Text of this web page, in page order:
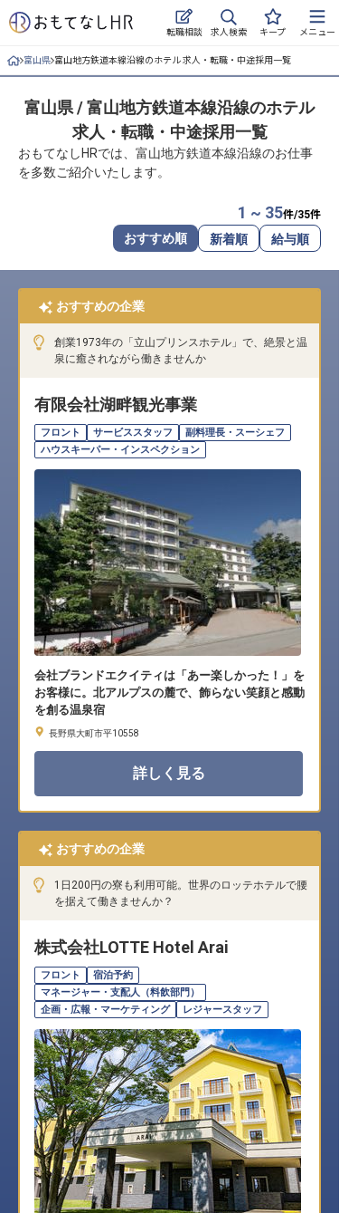
転職相談 求人検索 キープ メニュー
ログイン
求人・施設を探す
キープした求人
おもてなしHRについて
よくある質問
ホテル・宿泊業界情報コラム
無料 転職サポートに申し込む
採用をお考えの企業様へ
富山県 富山地方鉄道本線沿線のホテル 求人・転職・中途採用一覧
富山県 / 富山地方鉄道本線沿線のホテル
求人・転職・中途採用一覧
おもてなしHRでは、富山地方鉄道本線沿線のお仕事
を多数ご紹介いたします。
1 ~ 35件/35件
おすすめ順 新着順 給与順
おすすめの企業
創業1973年の「立山プリンスホテル」で、絶景と温
泉に癒されながら働きませんか
有限会社湖畔観光事業
フロント サービススタッフ
副料理長・スーシェフ
ハウスキーパー・インスペクション
会社ブランドエクイティは「あー楽しかった！」を
お客様に。北アルプスの麓で、飾らない笑顔と感動
を創る温泉宿
長野県大町市平10558
詳しく見る
おすすめの企業
1日200円の寮も利用可能。世界のロッテホテルで腰
を据えて働きませんか？
株式会社LOTTE Hotel Arai
フロント
宿泊予約
マネージャー・支配人（料飲部門）
企画・広報・マーケティング
レジャースタッフ